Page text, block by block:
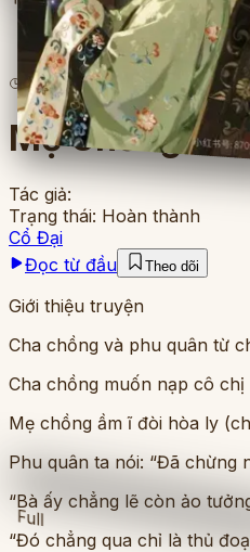
Full
6lượt đọc· chương
Mẹ Chồng
Tác giả:
Trạng thái: Hoàn thành
Cổ Đại
Đọc từ đầu
Theo dõi
Giới thiệu truyện
Cha chồng và phu quân từ
Cha chồng muốn nạp cô
Mẹ chồng ầm ĩ đòi hòa ly
Phu quân ta nói: “Đã chừng
“Bà ấy chẳng lẽ còn ảo
“Đó chẳng qua chỉ là thủ